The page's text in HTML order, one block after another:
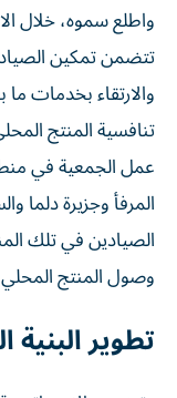
واطلع سموه، خلال
تتضمن تمكين
والارتقاء بخدمات
تنافسية المنتج
عمل الجمعية في
المرفأ وجزيرة دلما
الصيادين في تلك
وصول المنتج
تطوير البنية